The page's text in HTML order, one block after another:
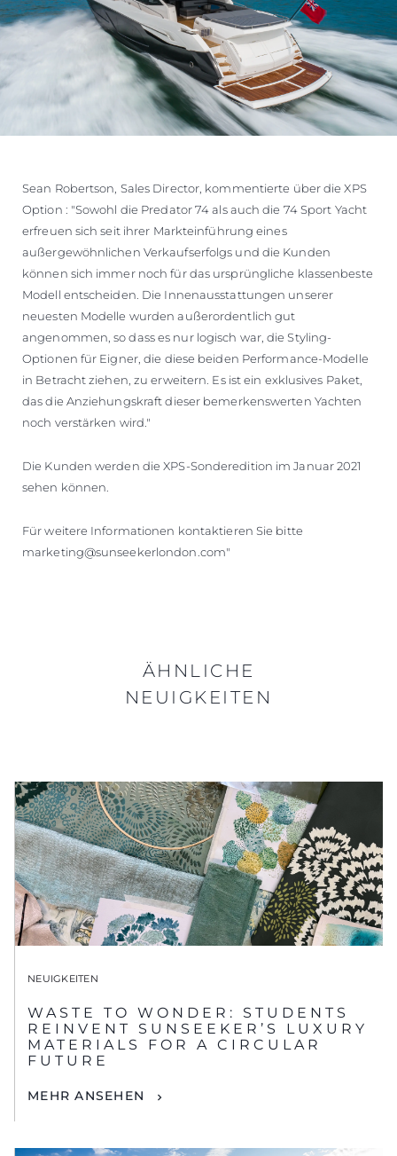
Sean Robertson, Sales Director, kommentierte über die XPS
Option : "Sowohl die Predator 74 als auch die 74 Sport Yacht
erfreuen sich seit ihrer Markteinführung eines
außergewöhnlichen Verkaufserfolgs und die Kunden
können sich immer noch für das ursprüngliche klassenbeste
Modell entscheiden. Die Innenausstattungen unserer
neuesten Modelle wurden außerordentlich gut
angenommen, so dass es nur logisch war, die Styling-
Optionen für Eigner, die diese beiden Performance-Modelle
in Betracht ziehen, zu erweitern. Es ist ein exklusives Paket,
das die Anziehungskraft dieser bemerkenswerten Yachten
noch verstärken wird."
Die Kunden werden die XPS-Sonderedition im Januar 2021
sehen können.
Für weitere Informationen kontaktieren Sie bitte
marketing@sunseekerlondon.com"
ÄHNLICHE
NEUIGKEITEN
NEUIGKEITEN
WASTE TO WONDER: STUDENTS
REINVENT SUNSEEKER’S LUXURY
MATERIALS FOR A CIRCULAR
FUTURE
MEHR ANSEHEN